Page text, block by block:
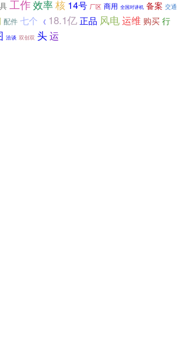
具 工作效率核 14号 厂区 商用 全国对讲机 备案 交通
配件 七个 《 18.1亿 正品 风电运维 购买 行
洽谈 双创双 头运